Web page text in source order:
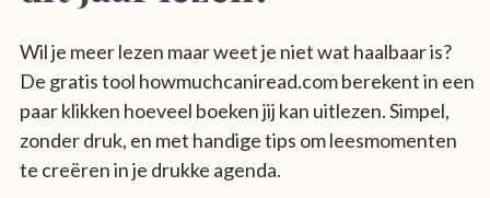
Wil je meer lezen maar weet je niet wat haalbaar is?
De gratis tool howmuchcaniread.com berekent in een
paar klikken hoeveel boeken jij kan uitlezen. Simpel,
zonder druk, en met handige tips om leesmomenten
te creëren in je drukke agenda.